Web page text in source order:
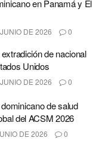
en Panamá y El
DE 2026 0
de nacional
Unidos
DE 2026 0
de salud
del ACSM 2026
DE 2026 0